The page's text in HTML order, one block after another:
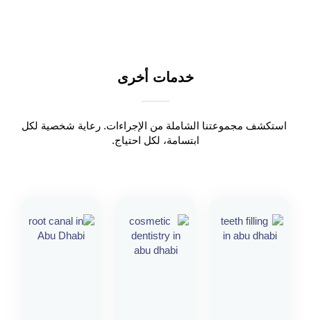
خدمات أخرى
استكشف مجموعتنا الشاملة من الإجراءات. رعاية شخصية لكل
ابتسامة، لكل احتياج.